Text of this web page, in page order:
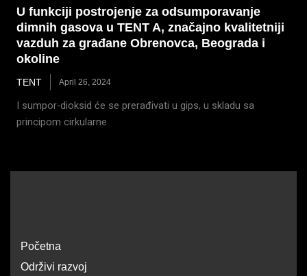
U funkciji postrojenje za odsumporavanje
dimnih gasova u TENT A, značajno kvalitetniji
vazduh za građane Obrenovca, Beograda i
okoline
TENT April 26, 2024
I sumpor-dioksid će se prerađivati u gips, u skladu sa
principom cirkularne
Početna
Održivi razvoj